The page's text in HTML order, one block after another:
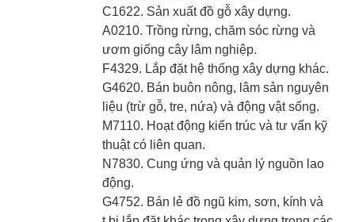
C1622. Sản xuất đồ gỗ xây dựng.
A0210. Trồng rừng, chăm sóc rừng và
ươm giống cây lâm nghiệp.
F4329. Lắp đặt hệ thống xây dựng khác.
G4620. Bán buôn nông, lâm sản nguyên
liệu (trừ gỗ, tre, nứa) và động vật sống.
M7110. Hoạt động kiến trúc và tư vấn kỹ
thuật có liên quan.
N7830. Cung ứng và quản lý nguồn lao
động.
G4752. Bán lẻ đồ ngũ kim, sơn, kính và